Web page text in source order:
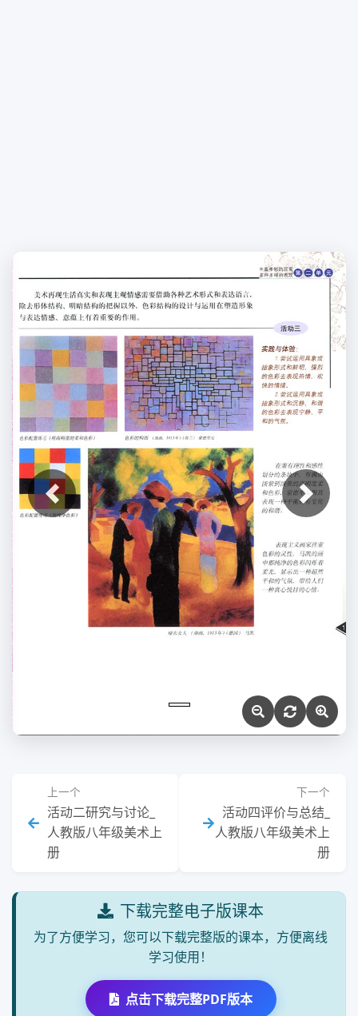
上一张 下一张
上一个
活动二研究与讨论_
人教版八年级美术上
册
下一个
活动四评价与总结_
人教版八年级美术上
册
下载完整电子版课本
为了方便学习，您可以下载完整版的课本，方便离线
学习使用！
点击下载完整PDF版本